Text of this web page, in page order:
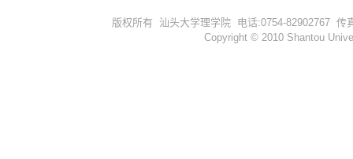
版权所有 汕头大学理学院 电话:0754-82902767 传
Copyright © 2010 Shantou